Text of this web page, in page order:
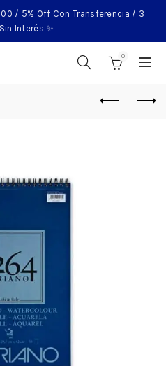
/ 5% Off Con Transferencia / 3
Interés ✨
0